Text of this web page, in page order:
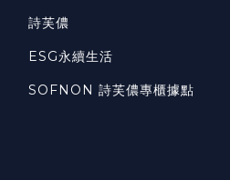
詩芙儂
ESG永續生活
SOFNON 詩芙儂專櫃據點